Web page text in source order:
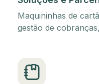
Maquininhas de
gestão de